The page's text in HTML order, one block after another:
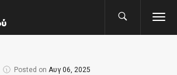
Posted on Αυγ 06, 2025